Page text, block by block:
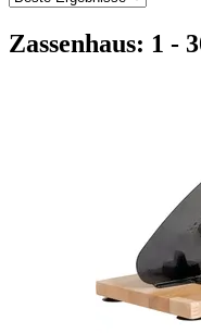
Zassenhaus: 1 -